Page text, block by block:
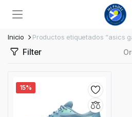
Inicio Productos etiquetados “asics
Filter
15%